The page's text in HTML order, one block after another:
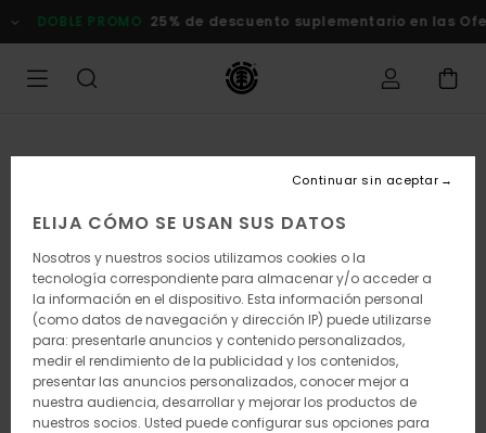
la
DOBLE PROMO 25% de descuento suplementario en las
ELIJA CÓMO SE USAN SUS DATOS
Nosotros y nuestros socios utilizamos cookies o la
tecnología correspondiente para almacenar y/o acceder a
la información en el dispositivo. Esta información personal
(como datos de navegación y dirección IP) puede utilizarse
para: presentarle anuncios y contenido personalizados,
medir el rendimiento de la publicidad y los contenidos,
presentar las anuncios personalizados, conocer mejor a
nuestra audiencia, desarrollar y mejorar los productos de
nuestros socios. Usted puede configurar sus opciones para
Continuar sin aceptar